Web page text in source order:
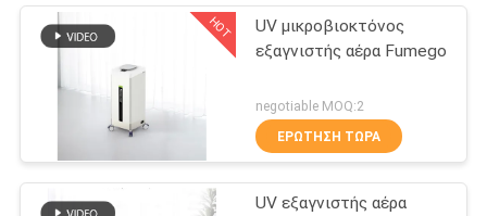
ΜΑΣ
ΕΛΆΤΕ
ΜΕ
Εξολκέας καπνών
ύλης
συγκολλήσεως
31
HOT
UV μικροβιοκτόνος
εξαγνιστής αέρα Fumego
negotiable MOQ:2
ΕΡΏΤΗΣΗ ΤΏΡΑ
UV εξαγνιστής αέρα